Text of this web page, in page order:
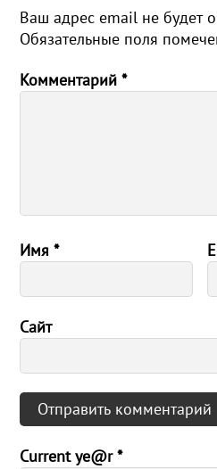
Ваш адрес email не будет
Обязательные поля
Комментарий*
Имя*
Сайт
Current ye@r*